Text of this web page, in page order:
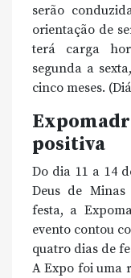
serão
orientação de
terá carga
segunda a
cinco meses.
positiva
Do dia 11 a 14
Deus de
festa, a
evento contou
quatro dias de
A Expo foi uma